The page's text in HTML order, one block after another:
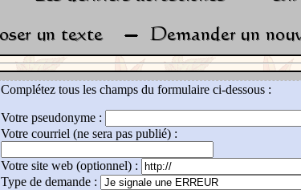
Complétez tous les champs du formulaire ci-dessous :
Votre pseudonyme :
Votre courriel (ne sera pas publié) :
Votre site web (optionnel) :
Type de demande :